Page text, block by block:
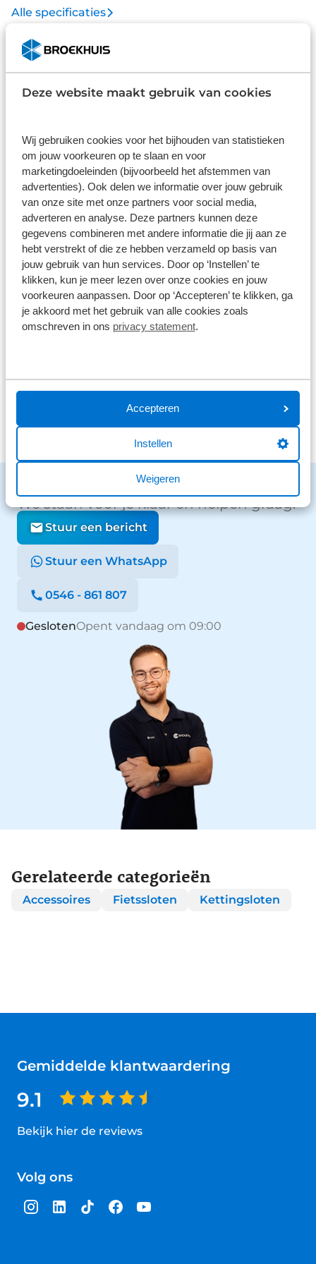
Deze website maakt gebruik van cookies
Wij gebruiken cookies voor het bijhouden van statistieken
om jouw voorkeuren op te slaan en voor
marketingdoeleinden (bijvoorbeeld het afstemmen van
advertenties). Ook delen we informatie over jouw gebruik
van onze site met onze partners voor social media,
adverteren en analyse. Deze partners kunnen deze
gegevens combineren met andere informatie die jij aan ze
hebt verstrekt of die ze hebben verzameld op basis van
jouw gebruik van hun services. Door op ‘Instellen’ te
klikken, kun je meer lezen over onze cookies en jouw
voorkeuren aanpassen. Door op ‘Accepteren’ te klikken, ga
je akkoord met het gebruik van alle cookies zoals
omschreven in ons privacy statement.
Accepteren
Instellen
Weigeren
Alle specificaties
Disclaimer
De specificaties en onderdelen zijn gegeven op basis van aanlevering
Wat klanten over ons zeggen
9,01580 reviews
5 1163 reviews
4 289 reviews
3 61 reviews
2
Bekijk alle reviews
Benieuwd naar de mogelijkheden?
We staan voor je klaar en helpen graag.
Stuur een bericht
Stuur een WhatsApp
0546 - 861 807
GeslotenOpent vandaag om 09:00
Gerelateerde categorieën
Accessoires Fietssloten Kettingsloten
Gemiddelde klantwaardering
9.1
Bekijk hier de reviews
van
sterren
Volg ons